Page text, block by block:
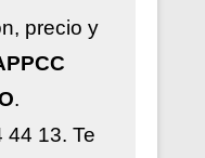
precio y
.
44 13. Te